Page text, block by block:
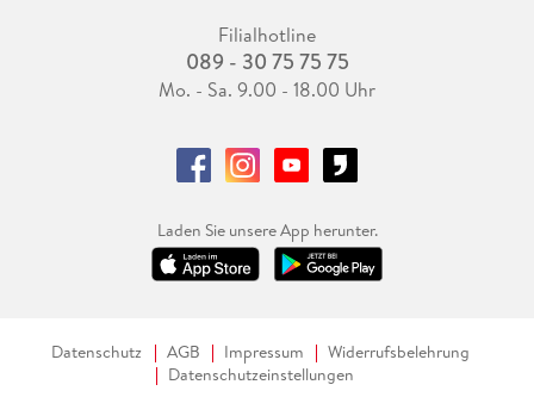
Filialhotline
089 - 30 75 75 75
Mo. - Sa. 9.00 - 18.00 Uhr
Laden Sie unsere App herunter.
Datenschutz AGB Impressum
Widerrufsbelehrung
Datenschutzeinstellungen